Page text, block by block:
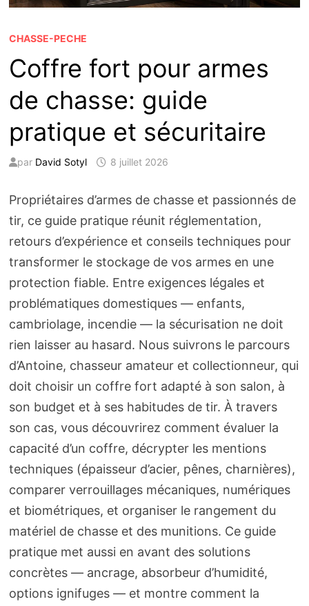
CHASSE-PECHE
Coffre fort pour armes
de chasse: guide
pratique et sécuritaire
par David Sotyl 8 juillet 2026
Propriétaires d’armes de chasse et passionnés de
tir, ce guide pratique réunit réglementation,
retours d’expérience et conseils techniques pour
transformer le stockage de vos armes en une
protection fiable. Entre exigences légales et
problématiques domestiques — enfants,
cambriolage, incendie — la sécurisation ne doit
rien laisser au hasard. Nous suivrons le parcours
d’Antoine, chasseur amateur et collectionneur, qui
doit choisir un coffre fort adapté à son salon, à
son budget et à ses habitudes de tir. À travers
son cas, vous découvrirez comment évaluer la
capacité d’un coffre, décrypter les mentions
techniques (épaisseur d’acier, pênes, charnières),
comparer verrouillages mécaniques, numériques
et biométriques, et organiser le rangement du
matériel de chasse et des munitions. Ce guide
pratique met aussi en avant des solutions
concrètes — ancrage, absorbeur d’humidité,
options ignifuges — et montre comment la